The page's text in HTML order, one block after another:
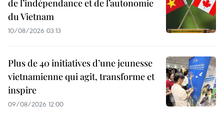
de l’indépendance et de l’autonomie
du Vietnam
10/08/2026 03:13
Plus de 40 initiatives d’une jeunesse
vietnamienne qui agit, transforme et
inspire
09/08/2026 12:00